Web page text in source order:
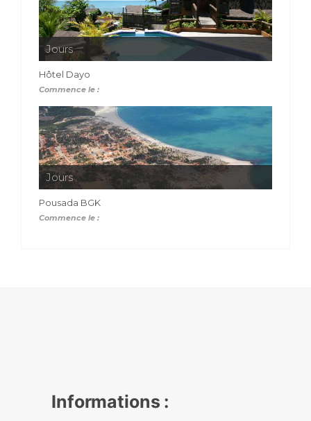
Jours
Hôtel Dayo
Commence le :
Jours
Pousada BGK
Commence le :
Informations :